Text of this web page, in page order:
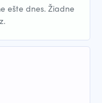
ešte dnes. Žiadne